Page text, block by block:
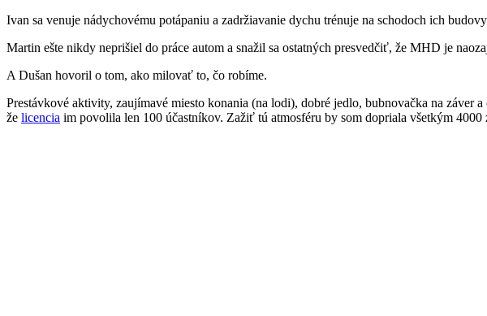
Ivan sa venuje nádychovému potápaniu a zadržiavanie dychu trénuje na schodoch ich
Martin ešte nikdy neprišiel do práce autom a snažil sa ostatných presvedčiť, že MHD je
A Dušan hovoril o tom, ako milovať to, čo robíme.
Prestávkové aktivity, zaujímavé miesto konania (na lodi), dobré jedlo, bubnovačka na
že licencia im povolila len 100 účastníkov. Zažiť tú atmosféru by som dopriala všetkým 4000